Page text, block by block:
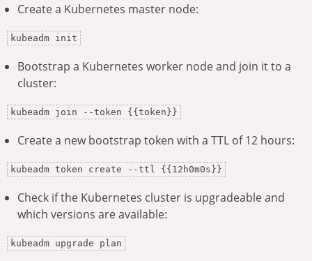
Create a Kubernetes master node:
kubeadm init
Bootstrap a Kubernetes worker node and join it to a
cluster:
kubeadm join --token {{token}}
Create a new bootstrap token with a TTL of 12 hours:
kubeadm token create --ttl {{12h0m0s}}
Check if the Kubernetes cluster is upgradeable and
which versions are available:
kubeadm upgrade plan